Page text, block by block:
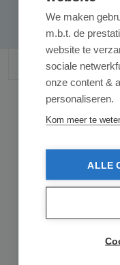
We maken
m.b.t. de
website te
sociale
onze content &
personaliseren.
Kom meer te
ALLE